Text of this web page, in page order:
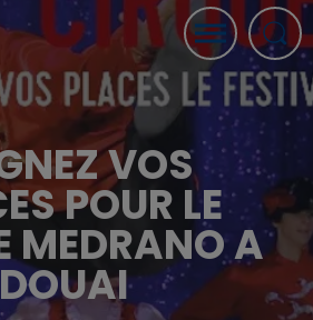
VOS
POUR LE
MEDRANO A
DOUAI